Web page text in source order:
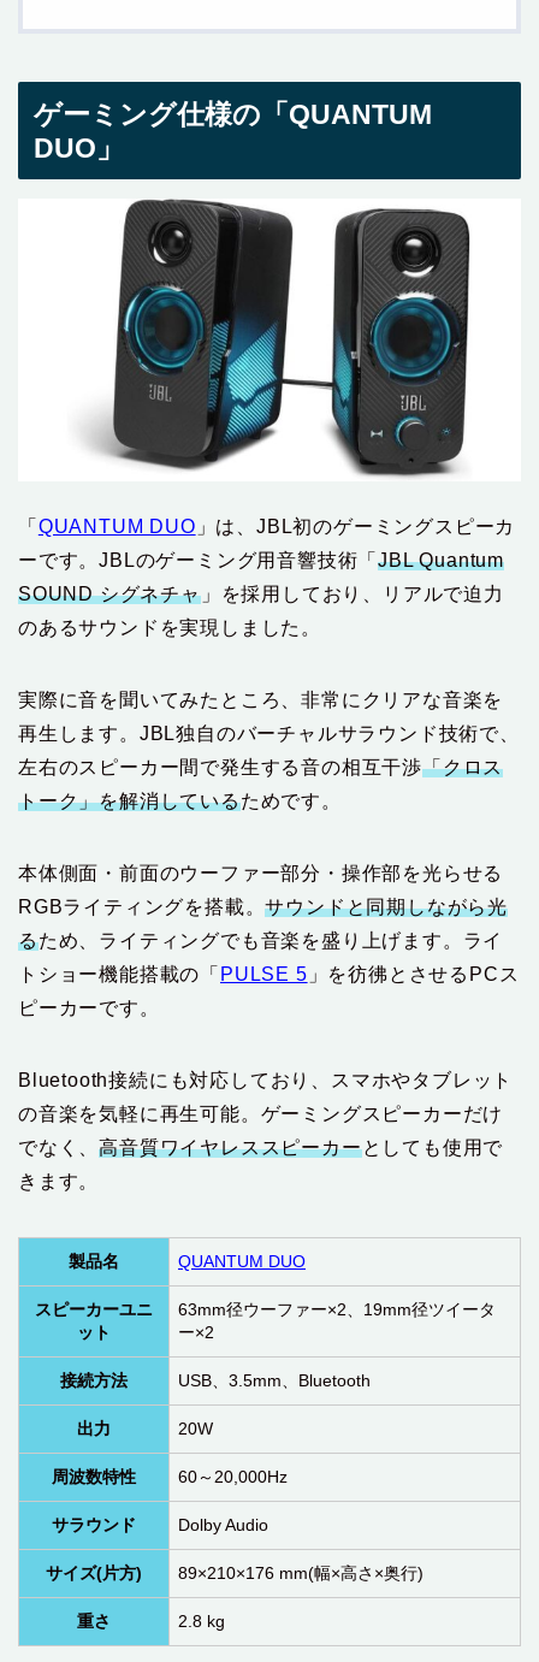
ゲーミング仕様の「QUANTUM
DUO」
「 QUANTUM DUO 」は、JBL初のゲーミングスピーカ
ーです。JBLのゲーミング用音響技術「JBL Quantum
SOUND シグネチャ」を採用しており、リアルで迫力
のあるサウンドを実現しました。
実際に音を聞いてみたところ、非常にクリアな音楽を
再生します。JBL独自のバーチャルサラウンド技術で、
左右のスピーカー間で発生する音の相互干渉「クロス
トーク」を解消しているためです。
本体側面・前面のウーファー部分・操作部を光らせる
RGBライティングを搭載。サウンドと同期しながら光
るため、ライティングでも音楽を盛り上げます。ライ
トショー機能搭載の「 PULSE 5 」を彷彿とさせるPCス
ピーカーです。
Bluetooth接続にも対応しており、スマホやタブレット
の音楽を気軽に再生可能。ゲーミングスピーカーだけ
でなく、高音質ワイヤレススピーカーとしても使用で
きます。
製品名 QUANTUM DUO
スピーカーユニ
ット
63mm径ウーファー×2、19mm径ツイータ
ー×2
接続方法 USB、3.5mm、Bluetooth
出力 20W
周波数特性 60～20,000Hz
サラウンド Dolby Audio
サイズ(片方) 89×210×176 mm(幅×高さ×奥行)
重さ 2.8 kg